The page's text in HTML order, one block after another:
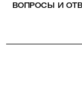
ВОПРОСЫ И